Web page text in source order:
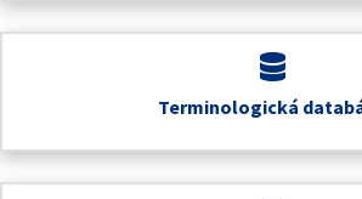
Terminologická